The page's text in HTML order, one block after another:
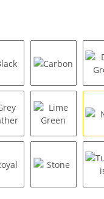
Black Carbon
Grey HeatherLime Green